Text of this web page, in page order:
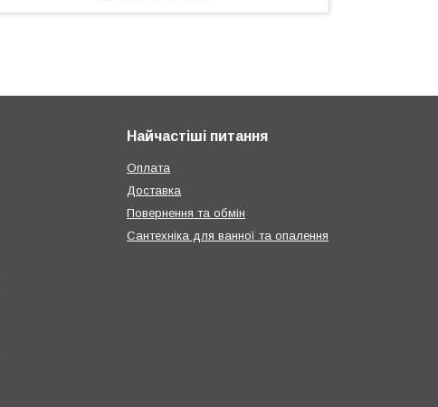
Найчастіші питання
Оплата
Доставка
Повернення та обмін
Сантехніка для ванної та опалення